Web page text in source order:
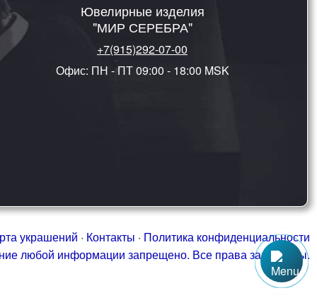
Ювелирные изделия
"МИР СЕРЕБРА"
+7(915)292-07-00
Офис: ПН - ПТ 09:00 - 18:00 MSK
украшений · Контакты · Политика конфиденциальности
любой информации запрещено. Все права защищены.